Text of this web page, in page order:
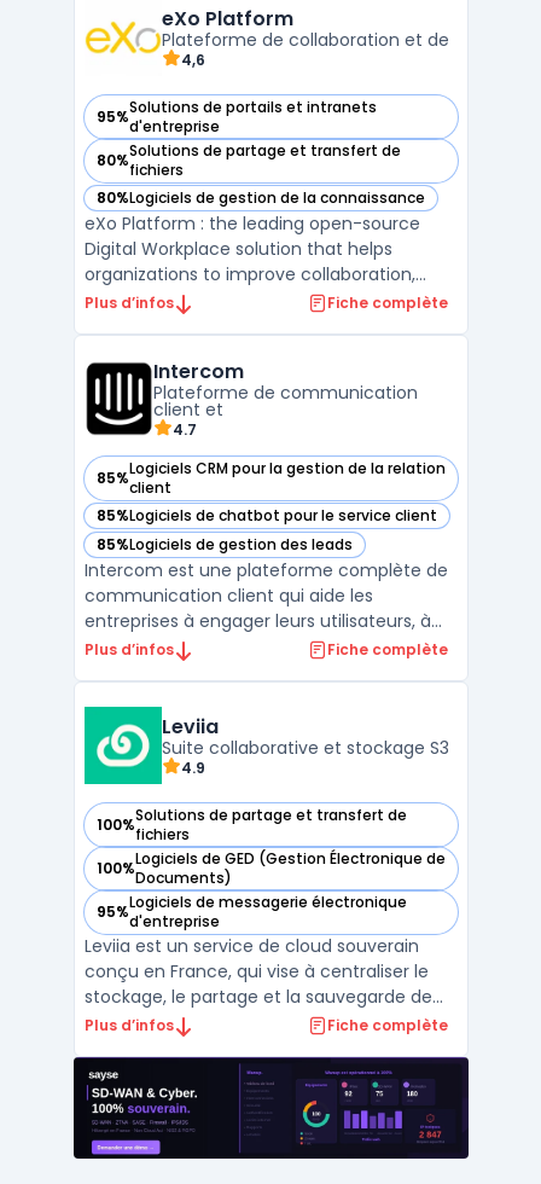
eXo Platform
Plateforme de collaboration et de
4,6
95%Solutions de portails et intranets
d'entreprise
— voir eXo Platform dans cette catégorie
80%Solutions de partage et transfert de
fichiers
— voir eXo Platform dans cette catégorie
80%Logiciels de gestion de la connaissance
— voir eXo Platform dans cette catégorie
eXo Platform : the leading open-source
Digital Workplace solution that helps
organizations to improve collaboration,
knowledge management, and employee
documents, access relevant information,
communicate with each other, and comple
...
Plus d’infos Fiche complète
Intercom
Plateforme de communication
client et
4.7
85%Logiciels CRM pour la gestion de la relation
client
— voir Intercom dans cette catégorie
85%Logiciels de chatbot pour le service client
— voir Intercom dans cette catégorie
85%Logiciels de gestion des leads
— voir Intercom dans cette catégorie
Intercom est une plateforme complète de
communication client qui aide les
entreprises à engager leurs utilisateurs, à
fournir un support client en temps réel, et à
messagerie d'entreprise, Intercom permet
aux équipes ...
Plus d’infos Fiche complète
Leviia
Suite collaborative et stockage S3
4.9
100%Solutions de partage et transfert de
fichiers
— voir Leviia dans cette catégorie
100%Logiciels de GED (Gestion Électronique de
Documents)
— voir Leviia dans cette catégorie
95%Logiciels de messagerie électronique
d'entreprise
— voir Leviia dans cette catégorie
Leviia est un service de cloud souverain
conçu en France, qui vise à centraliser le
stockage, le partage et la sauvegarde de
données pour des usages professionnels.
exclusivement en France, une conformité
RGPD, ainsi que des certifications ISO 27001
et HDS (selo ...
Plus d’infos Fiche complète